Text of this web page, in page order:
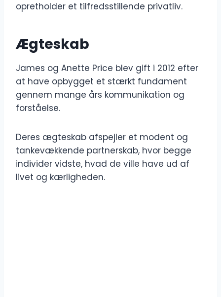
opretholder et tilfredsstillende privatliv.
Ægteskab
James og Anette Price blev gift i 2012 efter
at have opbygget et stærkt fundament
gennem mange års kommunikation og
forståelse.
Deres ægteskab afspejler et modent og
tankevækkende partnerskab, hvor begge
individer vidste, hvad de ville have ud af
livet og kærligheden.